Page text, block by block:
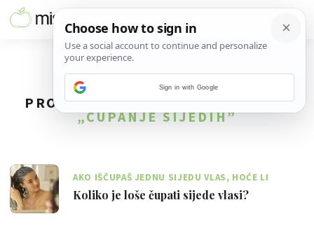
PRONAĐENO1REZULTATA ZA TAG
„ČUPANJE SIJEDIH”
AKO IŠČUPAŠ JEDNU SIJEDU VLAS, HOĆE LI
NARASTI JOŠ DVIJE NA ISTOM MJESTU
Koliko je loše čupati sijede vlasi?
Sign in with Google